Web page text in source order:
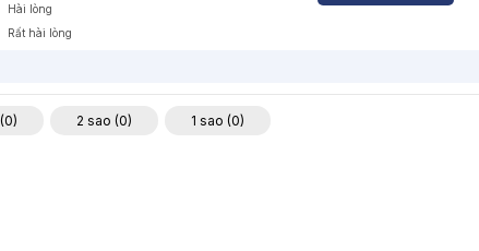
Hài lòng
Rất hài lòng
2 sao (0) 1 sao (0)